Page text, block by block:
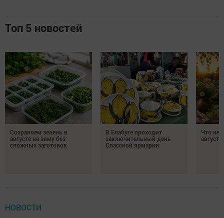
Топ 5 новостей
Сохраняем зелень в
августе на зиму без
сложных заготовок
В Елабуге проходит
заключительный день
Спасской ярмарки
Что
НОВОСТИ